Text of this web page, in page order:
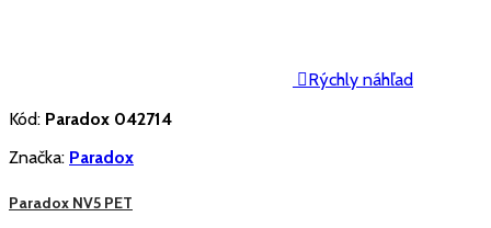
Rýchly náhľad
Kód: Paradox 042714
Značka: Paradox
Paradox NV5 PET